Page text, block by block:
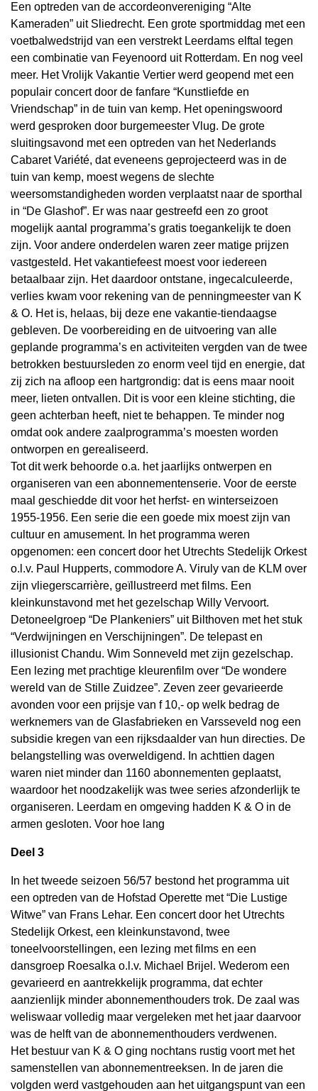
Een optreden van de accordeonvereniging “Alte
Kameraden” uit Sliedrecht. Een grote sportmiddag met een
voetbalwedstrijd van een verstrekt Leerdams elftal tegen
een combinatie van Feyenoord uit Rotterdam. En nog veel
meer. Het Vrolijk Vakantie Vertier werd geopend met een
populair concert door de fanfare “Kunstliefde en
Vriendschap” in de tuin van kemp. Het openingswoord
werd gesproken door burgemeester Vlug. De grote
sluitingsavond met een optreden van het Nederlands
Cabaret Variété, dat eveneens geprojecteerd was in de
tuin van kemp, moest wegens de slechte
weersomstandigheden worden verplaatst naar de sporthal
in “De Glashof”. Er was naar gestreefd een zo groot
mogelijk aantal programma’s gratis toegankelijk te doen
zijn. Voor andere onderdelen waren zeer matige prijzen
vastgesteld. Het vakantiefeest moest voor iedereen
betaalbaar zijn. Het daardoor ontstane, ingecalculeerde,
verlies kwam voor rekening van de penningmeester van K
& O. Het is, helaas, bij deze ene vakantie-tiendaagse
gebleven. De voorbereiding en de uitvoering van alle
geplande programma’s en activiteiten vergden van de twee
betrokken bestuursleden zo enorm veel tijd en energie, dat
zij zich na afloop een hartgrondig: dat is eens maar nooit
meer, lieten ontvallen. Dit is voor een kleine stichting, die
geen achterban heeft, niet te behappen. Te minder nog
omdat ook andere zaalprogramma’s moesten worden
ontworpen en gerealiseerd.
Tot dit werk behoorde o.a. het jaarlijks ontwerpen en
organiseren van een abonnementenserie. Voor de eerste
maal geschiedde dit voor het herfst- en winterseizoen
1955-1956. Een serie die een goede mix moest zijn van
cultuur en amusement. In het programma weren
opgenomen: een concert door het Utrechts Stedelijk Orkest
o.l.v. Paul Hupperts, commodore A. Viruly van de KLM over
zijn vliegerscarrière, geïllustreerd met films. Een
kleinkunstavond met het gezelschap Willy Vervoort.
Detoneelgroep “De Plankeniers” uit Bilthoven met het stuk
“Verdwijningen en Verschijningen”. De telepast en
illusionist Chandu. Wim Sonneveld met zijn gezelschap.
Een lezing met prachtige kleurenfilm over “De wondere
wereld van de Stille Zuidzee”. Zeven zeer gevarieerde
avonden voor een prijsje van f 10,- op welk bedrag de
werknemers van de Glasfabrieken en Varsseveld nog een
subsidie kregen van een rijksdaalder van hun directies. De
belangstelling was overweldigend. In achttien dagen
waren niet minder dan 1160 abonnementen geplaatst,
waardoor het noodzakelijk was twee series afzonderlijk te
organiseren. Leerdam en omgeving hadden K & O in de
armen gesloten. Voor hoe lang
Deel 3
In het tweede seizoen 56/57 bestond het programma uit
een optreden van de Hofstad Operette met “Die Lustige
Witwe” van Frans Lehar. Een concert door het Utrechts
Stedelijk Orkest, een kleinkunstavond, twee
toneelvoorstellingen, een lezing met films en een
dansgroep Roesalka o.l.v. Michael Brijel. Wederom een
gevarieerd en aantrekkelijk programma, dat echter
aanzienlijk minder abonnementhouders trok. De zaal was
weliswaar volledig maar vergeleken met het jaar daarvoor
was de helft van de abonnementhouders verdwenen.
Het bestuur van K & O ging nochtans rustig voort met het
samenstellen van abonnementreeksen. In de jaren die
volgden werd vastgehouden aan het uitgangspunt van een